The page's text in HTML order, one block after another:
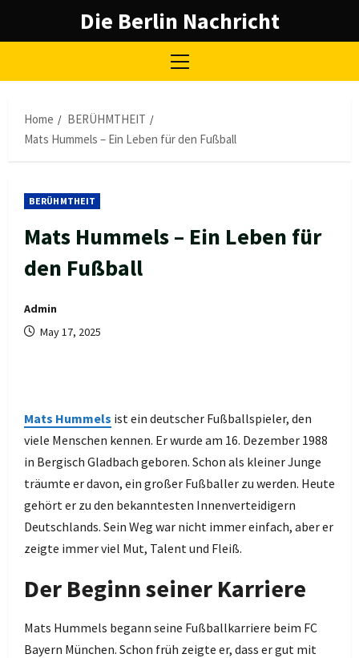
Die Berlin Nachricht
Primary
Home
BERÜHMTHEIT
Mats Hummels – Ein Leben für den Fußball
BERÜHMTHEIT
Mats Hummels – Ein Leben für
den Fußball
Admin
May 17, 2025
Mats Hummels ist ein deutscher Fußballspieler, den
viele Menschen kennen. Er wurde am 16. Dezember 1988
in Bergisch Gladbach geboren. Schon als kleiner Junge
träumte er davon, ein großer Fußballer zu werden. Heute
gehört er zu den bekanntesten Innenverteidigern
Deutschlands. Sein Weg war nicht immer einfach, aber er
zeigte immer viel Mut, Talent und Fleiß.
Der Beginn seiner Karriere
Mats Hummels begann seine Fußballkarriere beim FC
Bayern München. Schon früh zeigte er, dass er gut mit